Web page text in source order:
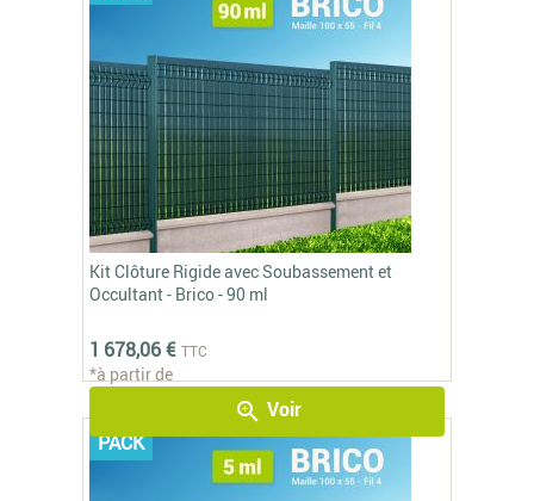
Kit Clôture Rigide avec Soubassement et
Occultant - Brico - 90 ml
1 678,06 € TTC
*à partir de
zoom_in Voir
PACK